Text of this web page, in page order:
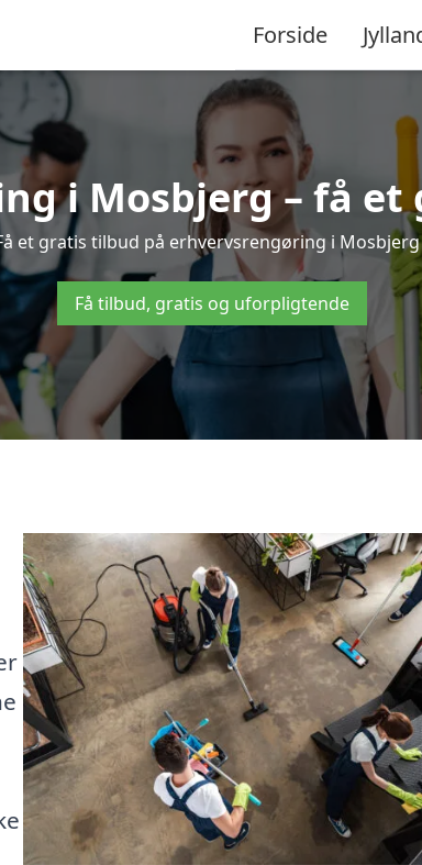
Forside
i Mosbjerg – få
et gratis tilbud på erhvervsrengøring i
Få tilbud, gratis og uforpligtende